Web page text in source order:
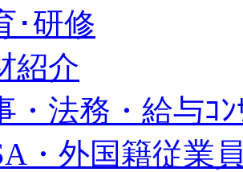
･研修
紹介
・法務・給与ｺﾝ
・外国籍従業